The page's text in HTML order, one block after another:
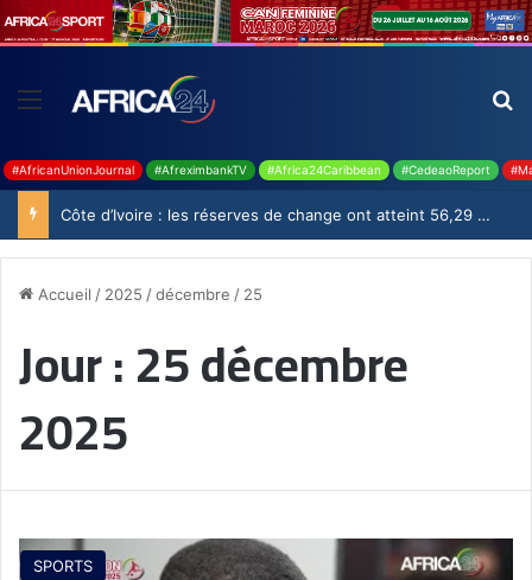
#AfricanUnionJournal #AfreximbankTV #Africa24Caribbean #CedeaoReport
Côte d’Ivoire : les réserves de change ont atteint 56,29 milliards USD en juillet
Accueil / 2025 /décembre / 25
Jour :25 décembre
2025
SPORTS